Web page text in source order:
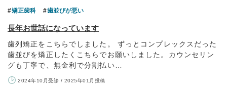
矯正歯科 歯並びが悪い
長年お世話になっています
歯列矯正をこちらでしました。 ずっとコンプレックスだった
歯並びを矯正したくこちらでお願いしました。カウンセリン
グも丁寧で、無金利で分割払い…
2024年10月受診 / 2025年01月投稿